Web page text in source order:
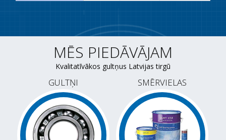
MĒS PIEDĀVĀJAM
Kvalitatīvākos gultņus Latvijas tirgū
GULTŅI SMĒRVIELAS